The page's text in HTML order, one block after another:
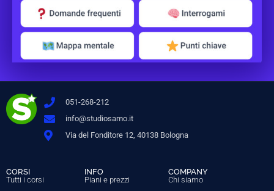
051-268-212
info@studiosamo.it
Via del Fonditore 12, 40138 Bologna
CORSI
Tutti i corsi
INFO
Piani e prezzi
COMPANY
Chi siamo